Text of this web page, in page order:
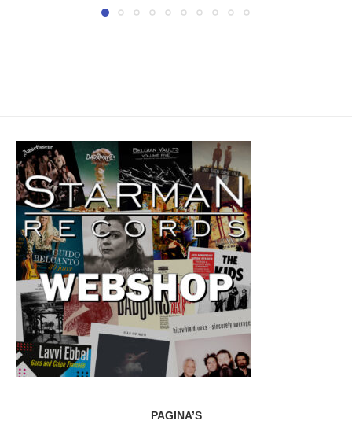
PAGINA’S